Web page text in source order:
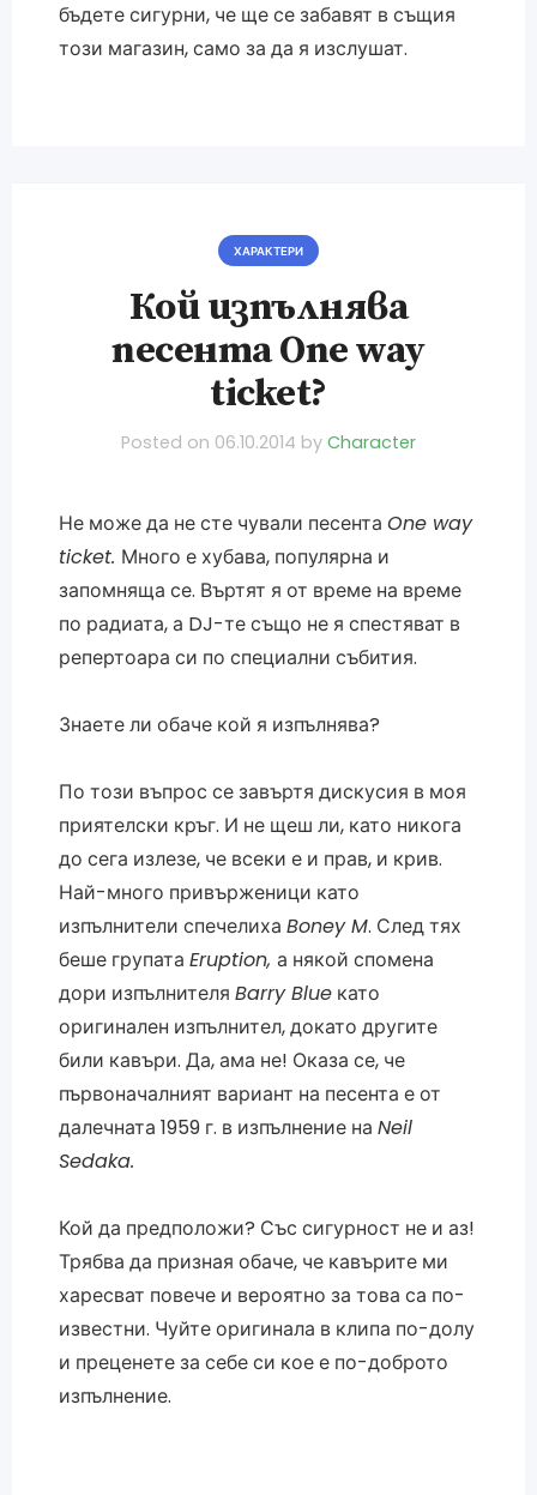
бъдете сигурни, че ще се забавят в същия
този магазин, само за да я изслушат.
ХАРАКТЕРИ
Кой изпълнява
песента One way
ticket?
Posted on 06.10.2014 by Character
Не може да не сте чували песента One way
ticket. Много е хубава, популярна и
запомняща се. Въртят я от време на време
по радиата, а DJ-те също не я спестяват в
репертоара си по специални събития.
Знаете ли обаче кой я изпълнява?
По този въпрос се завъртя дискусия в моя
приятелски кръг. И не щеш ли, като никога
до сега излезе, че всеки е и прав, и крив.
Най-много привърженици като
изпълнители спечелиха Boney M. След тях
беше групата Eruption, а някой спомена
дори изпълнителя Barry Blueкато
оригинален изпълнител, докато другите
били кавъри. Да, ама не! Оказа се, че
първоначалният вариант на песента е от
далечната 1959 г. в изпълнение на Neil
Sedaka.
Кой да предположи? Със сигурност не и аз!
Трябва да призная обаче, че кавърите ми
харесват повече и вероятно за това са по-
известни. Чуйте оригинала в клипа по-долу
и преценете за себе си кое е по-доброто
изпълнение.